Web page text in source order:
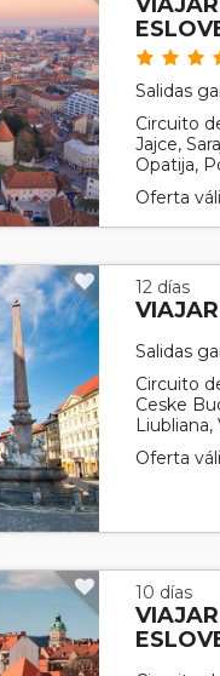
Salidas
Circuito
Jajce,
Opatija,
Oferta
12 días
Salidas
Circuito
Ceske
Oferta
10 días